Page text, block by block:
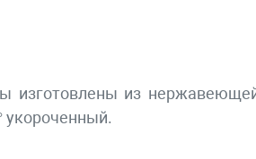
изготовлены из
укороченный.